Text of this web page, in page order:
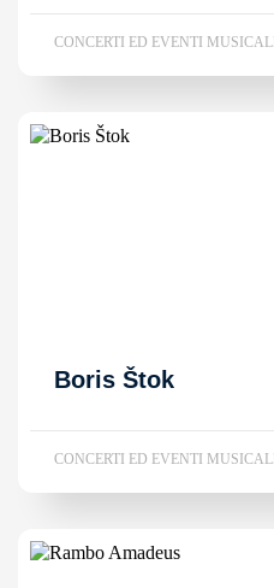
CONCERTI ED EVENTI MUSICALI
Boris Štok
CONCERTI ED EVENTI MUSICALI